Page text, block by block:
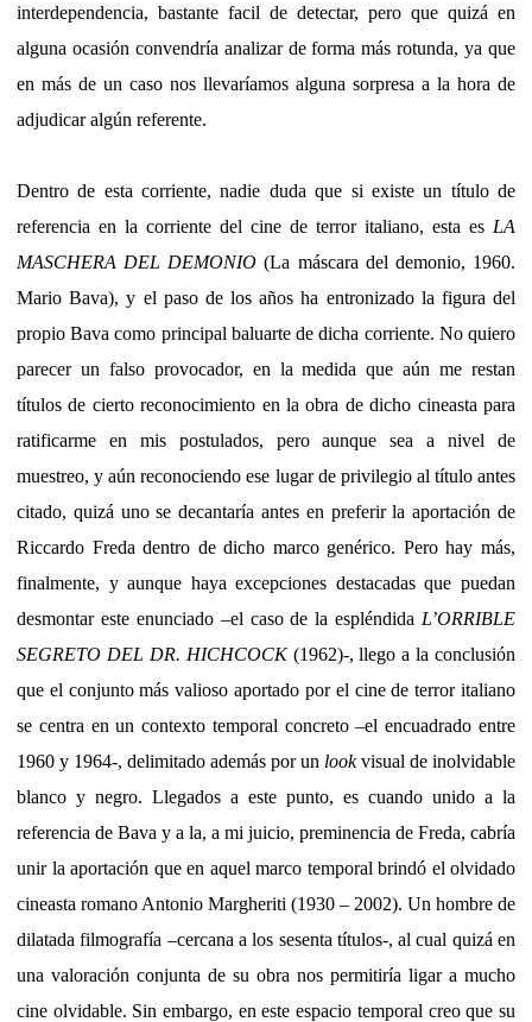
interdependencia, bastante facil de detectar, pero que quizá en
alguna ocasión convendría analizar de forma más rotunda, ya que
en más de un caso nos llevaríamos alguna sorpresa a la hora de
adjudicar algún referente.
Dentro de esta corriente, nadie duda que si existe un título de
referencia en la corriente del cine de terror italiano, esta es LA
MASCHERA DEL DEMONIO (La máscara del demonio, 1960.
Mario Bava), y el paso de los años ha entronizado la figura del
propio Bava como principal baluarte de dicha corriente. No quiero
parecer un falso provocador, en la medida que aún me restan
títulos de cierto reconocimiento en la obra de dicho cineasta para
ratificarme en mis postulados, pero aunque sea a nivel de
muestreo, y aún reconociendo ese lugar de privilegio al título antes
citado, quizá uno se decantaría antes en preferir la aportación de
Riccardo Freda dentro de dicho marco genérico. Pero hay más,
finalmente, y aunque haya excepciones destacadas que puedan
desmontar este enunciado –el caso de la espléndida L’ORRIBLE
SEGRETO DEL DR. HICHCOCK(1962)-, llego a la conclusión
que el conjunto más valioso aportado por el cine de terror italiano
se centra en un contexto temporal concreto –el encuadrado entre
1960 y 1964-, delimitado además por un lookvisual de inolvidable
blanco y negro. Llegados a este punto, es cuando unido a la
referencia de Bava y a la, a mi juicio, preminencia de Freda, cabría
unir la aportación que en aquel marco temporal brindó el olvidado
cineasta romano Antonio Margheriti (1930 – 2002). Un hombre de
dilatada filmografía –cercana a los sesenta títulos-, al cual quizá en
una valoración conjunta de su obra nos permitiría ligar a mucho
cine olvidable. Sin embargo, en este espacio temporal creo que su